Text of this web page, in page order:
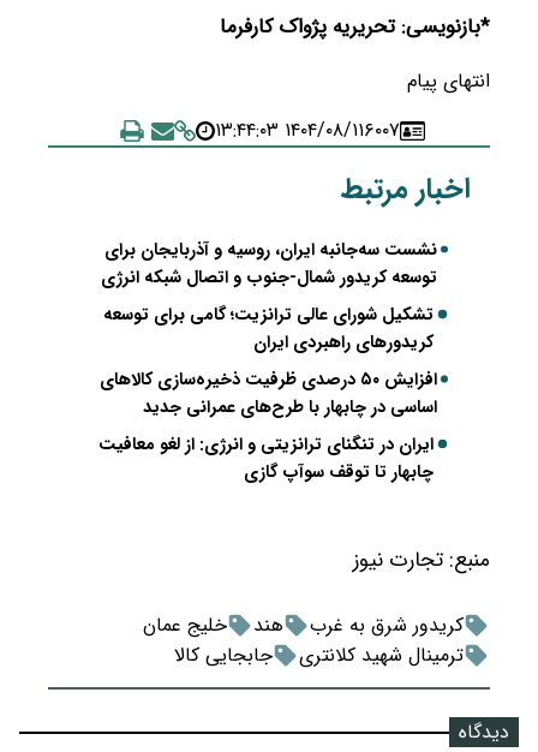
*بازنویسی: تحریریه پژواک کارفرما
انتهای پیام
۶۰۰۷۱۴۰۴/۰۸/۱۱ ۱۳:۴۴:۰۳
اخبار مرتبط
نشست سه‌جانبه ایران، روسیه و آذربایجان برای
توسعه کریدور شمال-جنوب و اتصال شبکه انرژی
تشکیل شورای عالی ترانزیت؛ گامی برای توسعه
کریدورهای راهبردی ایران
افزایش ۵۰ درصدی ظرفیت ذخیره‌سازی کالاهای
اساسی در چابهار با طرح‌های عمرانی جدید
ایران در تنگنای ترانزیتی و انرژی: از لغو معافیت
چابهار تا توقف سوآپ گازی
منبع: تجارت نیوز
کریدور شرق به غرب هند
خلیج عمان
ترمینال شهید کلانتری
جابجایی کالا
دیدگاه